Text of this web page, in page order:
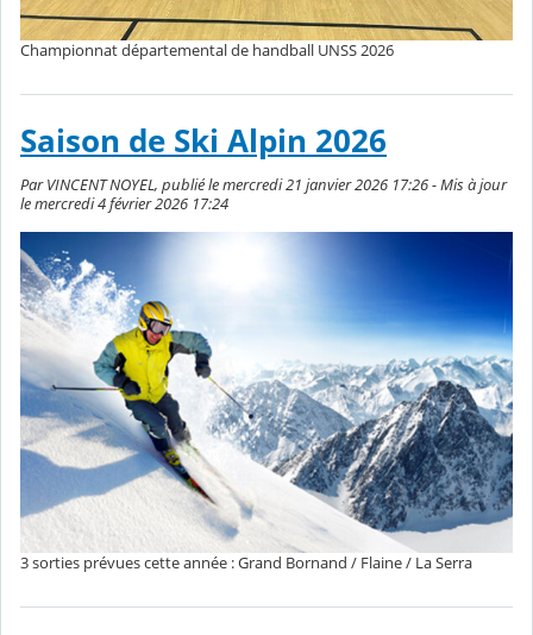
Championnat départemental de handball UNSS 2026
Saison de Ski Alpin 2026
Par VINCENT NOYEL, publié le mercredi 21 janvier 2026 17:26 - Mis à jour
le mercredi 4 février 2026 17:24
3 sorties prévues cette année : Grand Bornand / Flaine / La Serra